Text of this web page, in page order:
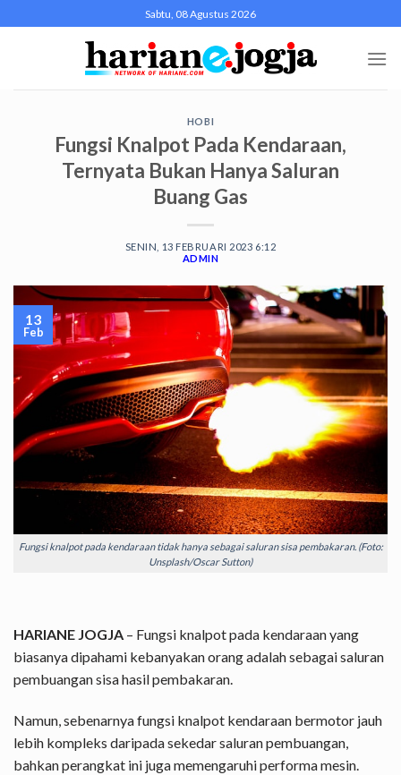
to
Sabtu, 08 Agustus 2026
HOBI
Fungsi Knalpot Pada Kendaraan,
Ternyata Bukan Hanya Saluran
Buang Gas
SENIN, 13 FEBRUARI 2023 6:12
ADMIN
Fungsi knalpot pada kendaraan tidak hanya sebagai saluran sisa pembakaran. (Foto:
Unsplash/Oscar Sutton)
13
Feb
HARIANE JOGJA – Fungsi knalpot pada kendaraan yang
biasanya dipahami kebanyakan orang adalah sebagai saluran
pembuangan sisa hasil pembakaran.
Namun, sebenarnya fungsi knalpot kendaraan bermotor jauh
lebih kompleks daripada sekedar saluran pembuangan,
bahkan perangkat ini juga memengaruhi performa mesin.